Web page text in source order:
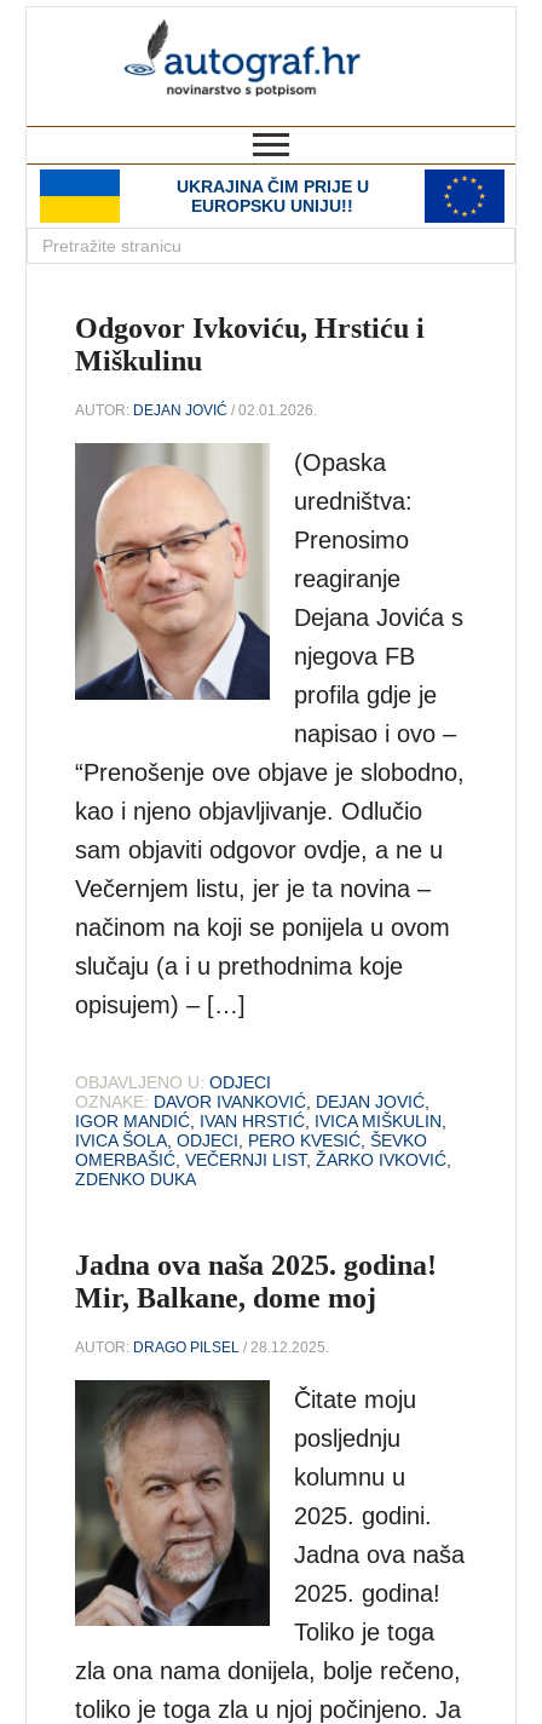
UKRAJINA ČIM PRIJE U
EUROPSKU UNIJU!!
Odgovor Ivkoviću, Hrstiću i
Miškulinu
AUTOR: DEJAN JOVIĆ / 02.01.2026.
(Opaska
uredništva:
Prenosimo
reagiranje
Dejana Jovića s
njegova FB
profila gdje je
napisao i ovo –
“Prenošenje ove objave je slobodno,
kao i njeno objavljivanje. Odlučio
sam objaviti odgovor ovdje, a ne u
Večernjem listu, jer je ta novina –
načinom na koji se ponijela u ovom
slučaju (a i u prethodnima koje
opisujem) – […]
OBJAVLJENO U: ODJECI
OZNAKE: DAVOR IVANKOVIĆ DEJAN JOVIĆ
IGOR MANDIĆ IVAN HRSTIĆ IVICA MIŠKULIN
IVICA ŠOLA ,ODJECI PERO KVESIĆ ,ŠEVKO
OMERBAŠIĆ ,VEČERNJI LIST,ŽARKO IVKOVIĆ
ZDENKO DUKA
Jadna ova naša 2025. godina!
Mir, Balkane, dome moj
AUTOR: DRAGO PILSEL / 28.12.2025.
Čitate moju
posljednju
kolumnu u
2025. godini.
Jadna ova naša
2025. godina!
Toliko je toga
zla ona nama donijela, bolje rečeno,
toliko je toga zla u njoj počinjeno. Ja